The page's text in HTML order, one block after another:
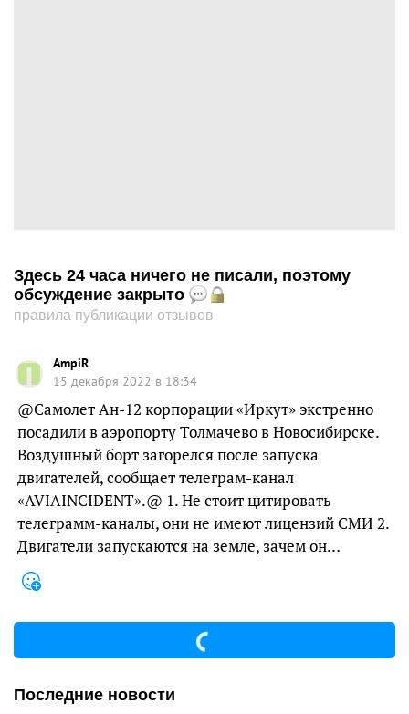
Здесь 24 часа ничего не писали, поэтому
обсуждение закрыто
правила публикации отзывов
AmpiR
15 декабря 2022 в 18:34
@Самолет Ан-12 корпорации «Иркут» экстренно
посадили в аэропорту Толмачево в Новосибирске.
Воздушный борт загорелся после запуска
двигателей, сообщает телеграм-канал
«AVIAINCIDENT».@ 1. Не стоит цитировать
телеграмм-каналы, они не имеют лицензий СМИ 2.
Двигатели запускаются на земле, зачем он…
Последние новости